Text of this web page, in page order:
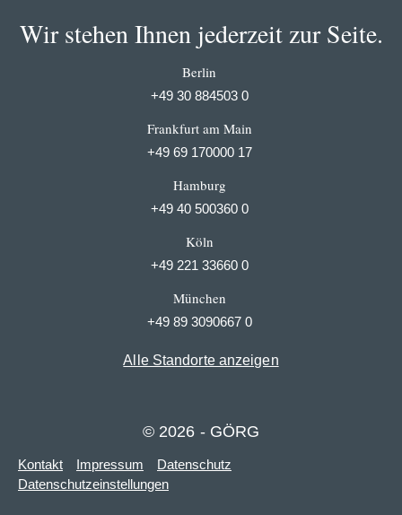
Wir stehen Ihnen jederzeit zur Seite.
Berlin
+49 30 884503 0
Frankfurt am Main
+49 69 170000 17
Hamburg
+49 40 500360 0
Köln
+49 221 33660 0
München
+49 89 3090667 0
Alle Standorte anzeigen
© 2026 - GÖRG
Kontakt Impressum
Datenschutz
Datenschutzeinstellungen